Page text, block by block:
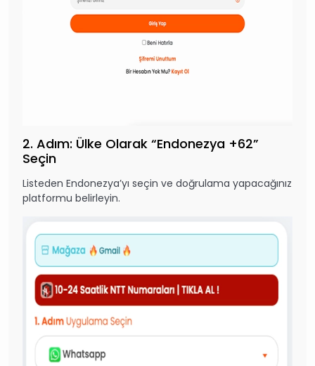
2. Adım: Ülke Olarak “Endonezya +62”
Seçin
Listeden Endonezya’yı seçin ve doğrulama yapacağınız
platformu belirleyin.